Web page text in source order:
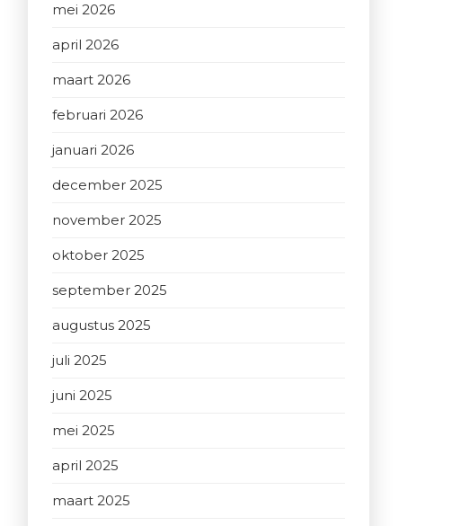
mei 2026
april 2026
maart 2026
februari 2026
januari 2026
december 2025
november 2025
oktober 2025
september 2025
augustus 2025
juli 2025
juni 2025
mei 2025
april 2025
maart 2025